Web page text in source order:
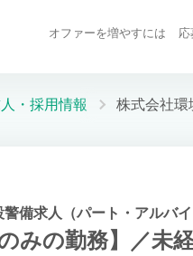
オファーを増やすには
・採用情報 株式会社環
備求人（パート・アルバイ
みの勤務】／未